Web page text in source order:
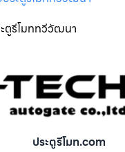
ตูรีโมททวีวัฒนา
ประตูรีโมท.com